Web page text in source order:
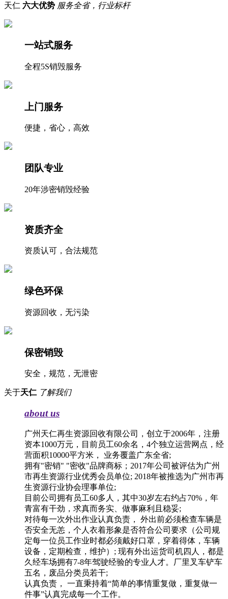
天仁 六大优势 服务全省，行业标杆
一站式服务
全程5S销毁服务
上门服务
便捷，省心，高效
团队专业
20年涉密销毁经验
资质齐全
资质认可，合法规范
绿色环保
资源回收，无污染
保密销毁
安全，规范，无泄密
关于天仁 了解我们
about us
广州天仁再生资源回收有限公司，创立于2006年，注册
资本1000万元，目前员工60余名，4个独立运营网点，经
营面积10000平方米， 业务覆盖广东全省;
拥有"密销" "密收"品牌商标；2017年公司被评估为广州
市再生资源行业优秀会员单位; 2018年被推选为广州市再
生资源行业协会理事单位;
目前公司拥有员工60多人，其中30岁左右约占70%，年
青富有干劲，求真而务实、做事麻利且稳妥;
对待每一次外出作业认真负责， 外出前必须检查车辆是
否安全无恙，个人衣着形象是否符合公司要求（公司规
定每一位员工作业时都必须戴好口罩，穿着得体，车辆
设备，定期检查，维护）; 现有外出运货司机四人，都是
久经车场拥有7-8年驾驶经验的专业人才。厂里叉车铲车
五名，废品分类员若干;
认真负责， 一直秉持着“简单的事情重复做，重复做一
件事”认真完成每一个工作。